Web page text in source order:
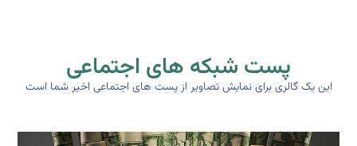
پست شبکه های اجتماعی
این یک گالری برای نمایش تصاویر از پست های اجتماعی اخیر شما است